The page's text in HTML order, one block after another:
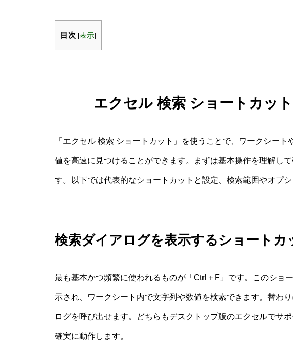
目次 [表示]
エクセル 検索 ショートカッ
「エクセル 検索 ショートカット」を使うことで、ワークシー
値を高速に見つけることができます。まずは基本操作を理解し
す。以下では代表的なショートカットと設定、検索範囲やオプ
検索ダイアログを表示するショートカ
最も基本かつ頻繁に使われるものが「Ctrl＋F」です。このショ
示され、ワークシート内で文字列や数値を検索できます。替わ
ログを呼び出せます。どちらもデスクトップ版のエクセルでサ
確実に動作します。